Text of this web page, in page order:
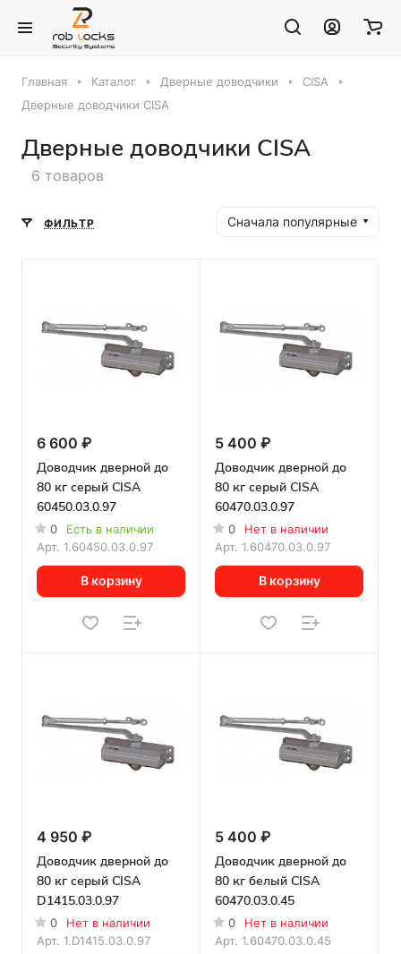
Главная Каталог Дверные доводчики
CISA
Дверные доводчики CISA
Дверные доводчики CISA
6 товаров
ФИЛЬТР Сначала популярные
6 600 ₽
Доводчик дверной до
80 кг серый CISA
60450.03.0.97
0
Есть в наличии
Арт. 1.60450.03.0.97
В корзину
5 400 ₽
Доводчик дверной до
80 кг серый CISA
60470.03.0.97
0
Нет в наличии
Арт. 1.60470.03.0.97
В корзину
4 950 ₽
Доводчик дверной до
80 кг серый CISA
D1415.03.0.97
0
Нет в наличии
Арт. 1.D1415.03.0.97
5 400 ₽
Доводчик дверной до
80 кг белый CISA
60470.03.0.45
0
Нет в наличии
Арт. 1.60470.03.0.45